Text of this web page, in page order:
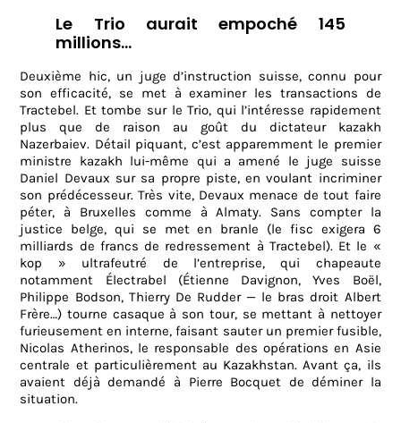
Le Trio aurait empoché 145
millions…
Deuxième hic, un juge d’instruction suisse, connu pour
son efficacité, se met à examiner les transactions de
Tractebel. Et tombe sur le Trio, qui l’intéresse rapidement
plus que de raison au goût du dictateur kazakh
Nazerbaiev. Détail piquant, c’est apparemment le premier
ministre kazakh lui-même qui a amené le juge suisse
Daniel Devaux sur sa propre piste, en voulant incriminer
son prédécesseur. Très vite, Devaux menace de tout faire
péter, à Bruxelles comme à Almaty. Sans compter la
justice belge, qui se met en branle (le fisc exigera 6
milliards de francs de redressement à Tractebel). Et le «
kop » ultrafeutré de l’entreprise, qui chapeaute
notamment Électrabel (Étienne Davignon, Yves Boël,
Philippe Bodson, Thierry De Rudder — le bras droit Albert
Frère…) tourne casaque à son tour, se mettant à nettoyer
furieusement en interne, faisant sauter un premier fusible,
Nicolas Atherinos, le responsable des opérations en Asie
centrale et particulièrement au Kazakhstan. Avant ça, ils
avaient déjà demandé à Pierre Bocquet de déminer la
situation.